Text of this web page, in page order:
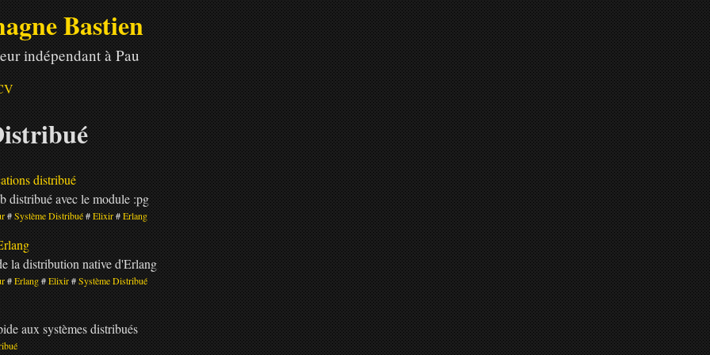
Bastien
indépendant à Pau
distribué
distribué avec le module :pg
Système Distribué Elixir Erlang
la distribution native d'Erlang
Erlang Elixir Système Distribué
aux systèmes distribués